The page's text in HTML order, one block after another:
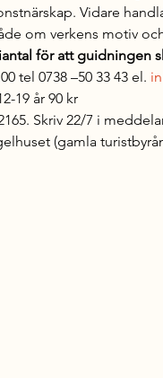
Vidare
om verkens motiv
för att guidningen
tel 0738 –50 33 43 el.
19 år 90 kr
Skriv 22/7 i
(gamla